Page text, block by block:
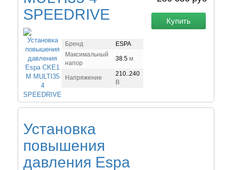
SPEEDRIVE
Купить
Бренд
ESPA
Максимальный
напор
38.5 м
Напряжение
210..240
В
Установка
повышения
давления Espa